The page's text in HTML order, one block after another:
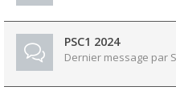
PSC1 2024
Dernier message par